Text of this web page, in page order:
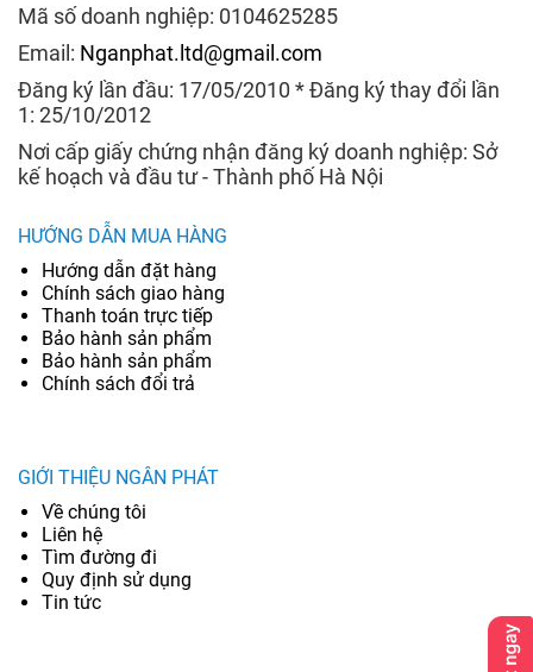
Mã số doanh nghiệp: 0104625285
Email: Nganphat.ltd@gmail.com
Đăng ký lần đầu: 17/05/2010 * Đăng ký thay đổi lần
1: 25/10/2012
Nơi cấp giấy chứng nhận đăng ký doanh nghiệp: Sở
kế hoạch và đầu tư - Thành phố Hà Nội
HƯỚNG DẪN MUA HÀNG
Hướng dẫn đặt hàng
Chính sách giao hàng
Thanh toán trực tiếp
Bảo hành sản phẩm
Bảo hành sản phẩm
Chính sách đổi trả
GIỚI THIỆU NGÂN PHÁT
Về chúng tôi
Liên hệ
Tìm đường đi
Quy định sử dụng
Tin tức